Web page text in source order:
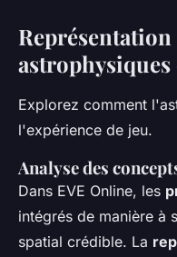
Explorez comment
l'expérience de jeu.
Analyse des
Dans EVE Online, les
intégrés de manière à
spatial crédible. La